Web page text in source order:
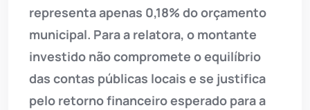
representa apenas 0,18% do orçamento
municipal. Para a relatora, o montante
investido não compromete o equilíbrio
das contas públicas locais e se justifica
pelo retorno financeiro esperado para a